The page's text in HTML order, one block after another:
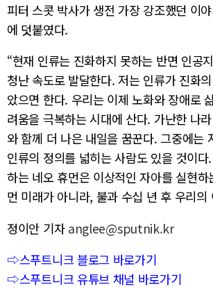
피터 스콧 박사가 생전 가장 강조했던 이
에 덧붙였다.
“현재 인류는 진화하지 못하는 반면 인공
청난 속도로 발달한다. 저는 인류가 진화
았으면 한다. 우리는 이제 노화와 장애로
려움을 극복하는 시대에 산다. 가난한 나
와 함께 더 나은 내일을 꿈꾼다. 그중에는
인류의 정의를 넓히는 사람도 있을 것이
하는 네오 휴먼은 이상적인 자아를 실현
먼 미래가 아니라, 불과 수십 년 후 우리의
정이안 기자 anglee@sputnik.kr
⇨스푸트니크 블로그 바로가기
⇨스푸트니크 유튜브 채널 바로가기